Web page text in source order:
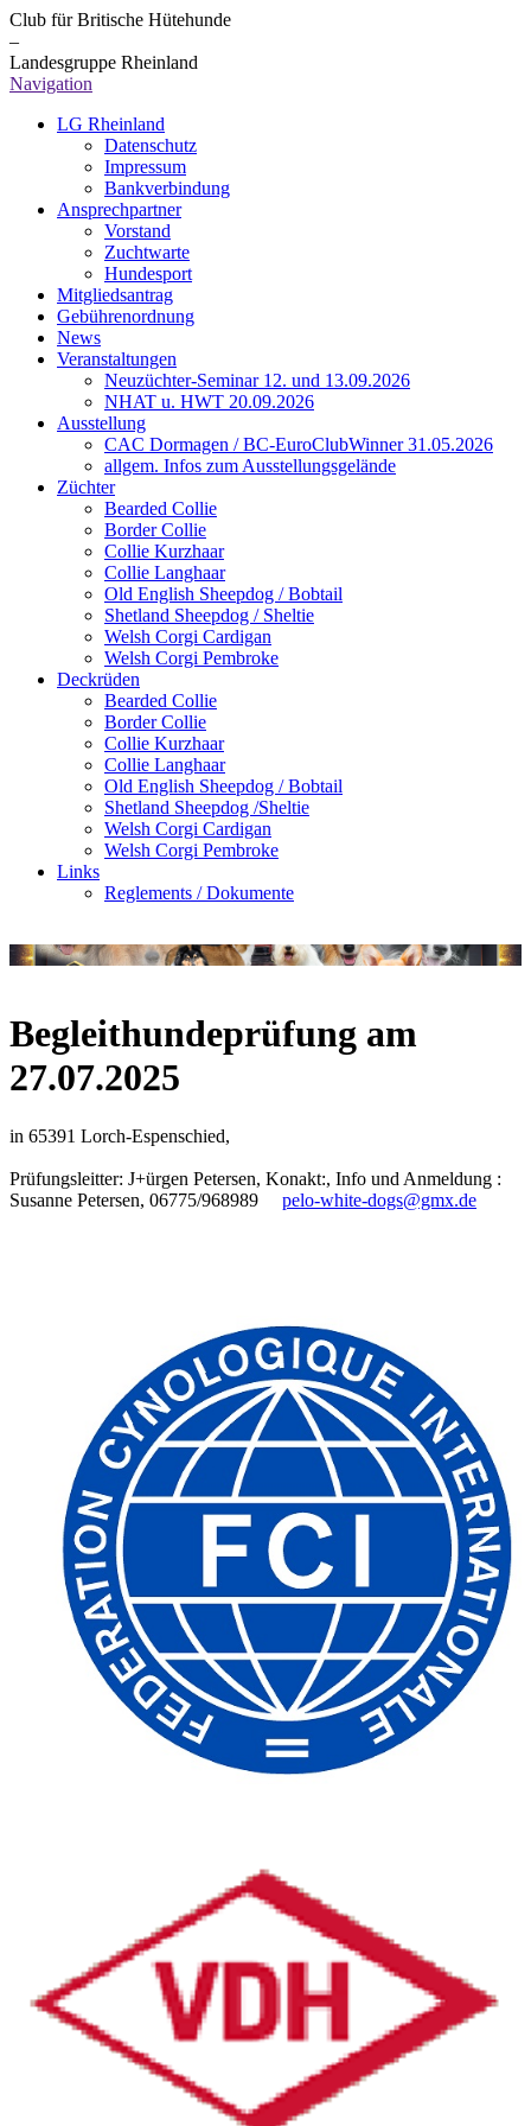
Club für Britische Hütehunde
–
Landesgruppe Rheinland
Navigation
LG Rheinland
Datenschutz
Impressum
Bankverbindung
Ansprechpartner
Vorstand
Zuchtwarte
Hundesport
Mitgliedsantrag
Gebührenordnung
News
Veranstaltungen
Neuzüchter-Seminar 12. und 13.09.2026
NHAT u. HWT 20.09.2026
Ausstellung
CAC Dormagen / BC-EuroClubWinner 31.05.2026
allgem. Infos zum Ausstellungsgelände
Züchter
Bearded Collie
Border Collie
Collie Kurzhaar
Collie Langhaar
Old English Sheepdog / Bobtail
Shetland Sheepdog / Sheltie
Welsh Corgi Cardigan
Welsh Corgi Pembroke
Deckrüden
Bearded Collie
Border Collie
Collie Kurzhaar
Collie Langhaar
Old English Sheepdog / Bobtail
Shetland Sheepdog /Sheltie
Welsh Corgi Cardigan
Welsh Corgi Pembroke
Links
Reglements / Dokumente
Begleithundeprüfung am
27.07.2025
in 65391 Lorch-Espenschied,
Prüfungsleitter: J+ürgen Petersen, Konakt:, Info und Anmeldung :
Susanne Petersen, 06775/968989 pelo-white-dogs@gmx.de